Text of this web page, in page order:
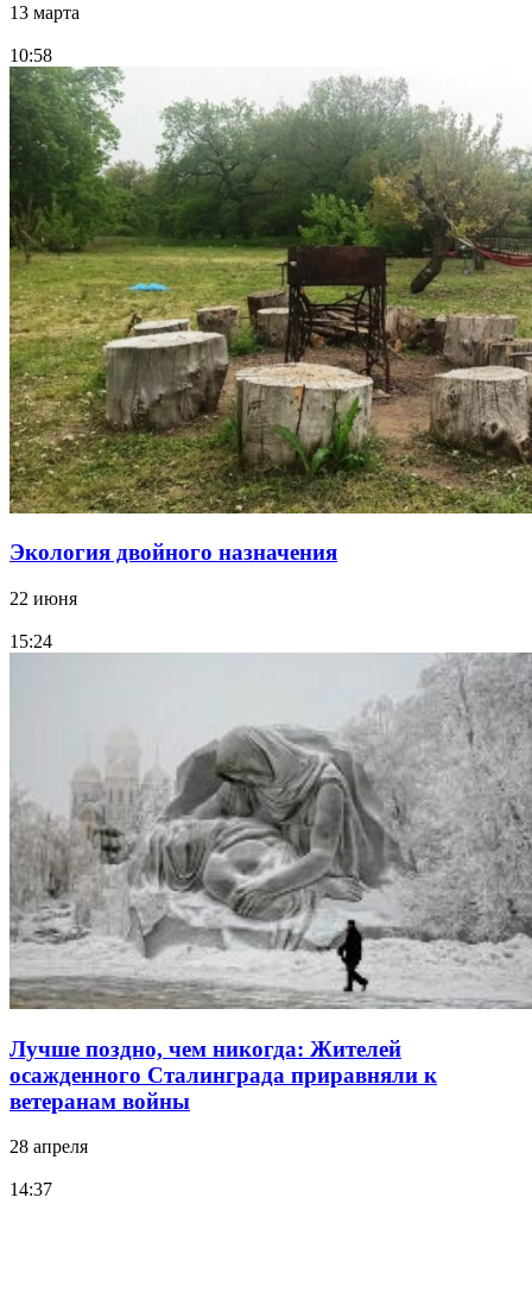
13 марта
10:58
Экология двойного назначения
22 июня
15:24
Лучше поздно, чем никогда: Жителей
осажденного Сталинграда приравняли к
ветеранам войны
28 апреля
14:37